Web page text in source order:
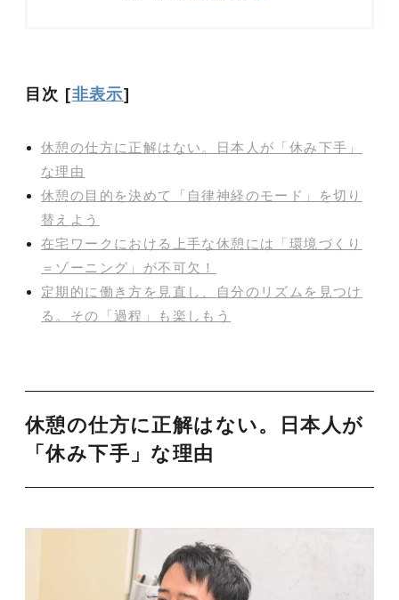
目次 [非表示]
休憩の仕方に正解はない。日本人が「休み下手」
な理由
休憩の目的を決めて「自律神経のモード」を切り
替えよう
在宅ワークにおける上手な休憩には「環境づくり
＝ゾーニング」が不可欠！
定期的に働き方を見直し、自分のリズムを見つけ
る。その「過程」も楽しもう
休憩の仕方に正解はない。日本人が
「休み下手」な理由